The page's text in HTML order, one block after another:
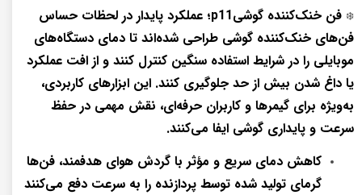
❄️ فن خنک‌کننده گوشیp11؛ عملکرد پایدار در لحظات حساس
فن‌های خنک‌کننده گوشی طراحی شده‌اند تا دمای دستگاه‌های
موبایلی را در شرایط استفاده سنگین کنترل کنند و از افت عملکرد
یا داغ شدن بیش از حد جلوگیری کنند. این ابزارهای کاربردی،
به‌ویژه برای گیمرها و کاربران حرفه‌ای، نقش مهمی در حفظ
سرعت و پایداری گوشی ایفا می‌کنند.
کاهش دمای سریع و مؤثر با گردش هوای هدفمند، فن‌ها
گرمای تولید شده توسط پردازنده را به سرعت دفع می‌کنند